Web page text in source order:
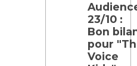
23/10 :
Bon
pour
Voice